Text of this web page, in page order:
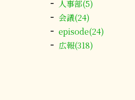
人事部(5)
会議(24)
episode(24)
広報(318)